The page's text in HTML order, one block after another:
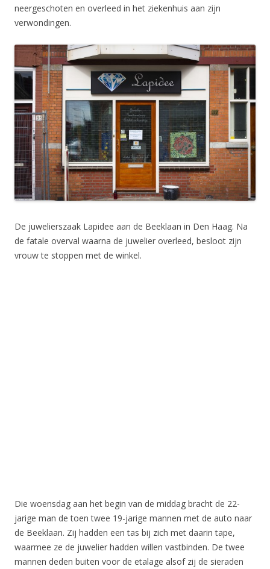
neergeschoten en overleed in het ziekenhuis aan zijn
verwondingen.
De juwelierszaak Lapidee aan de Beeklaan in Den Haag. Na
de fatale overval waarna de juwelier overleed, besloot zijn
vrouw te stoppen met de winkel.
Die woensdag aan het begin van de middag bracht de 22-
jarige man de toen twee 19-jarige mannen met de auto naar
de Beeklaan. Zij hadden een tas bij zich met daarin tape,
waarmee ze de juwelier hadden willen vastbinden. De twee
mannen deden buiten voor de etalage alsof zij de sieraden